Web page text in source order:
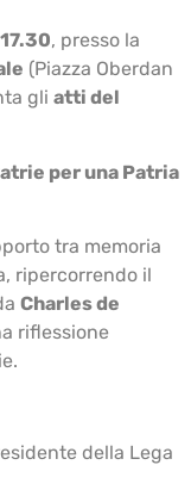
17.30, presso la
(Piazza Oberdan
gli atti del
per una Patria
tra memoria
ripercorrendo il
Charles de
riflessione
della Lega